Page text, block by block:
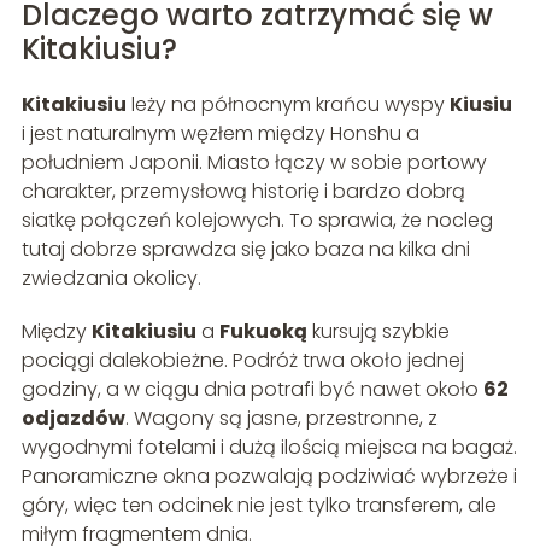
Dlaczego warto zatrzymać się w
Kitakiusiu?
Kitakiusiu leży na północnym krańcu wyspy Kiusiu
i jest naturalnym węzłem między Honshu a
południem Japonii. Miasto łączy w sobie portowy
charakter, przemysłową historię i bardzo dobrą
siatkę połączeń kolejowych. To sprawia, że nocleg
tutaj dobrze sprawdza się jako baza na kilka dni
zwiedzania okolicy.
Między Kitakiusiu a Fukuoką kursują szybkie
pociągi dalekobieżne. Podróż trwa około jednej
godziny, a w ciągu dnia potrafi być nawet około 62
odjazdów. Wagony są jasne, przestronne, z
wygodnymi fotelami i dużą ilością miejsca na bagaż.
Panoramiczne okna pozwalają podziwiać wybrzeże i
góry, więc ten odcinek nie jest tylko transferem, ale
miłym fragmentem dnia.